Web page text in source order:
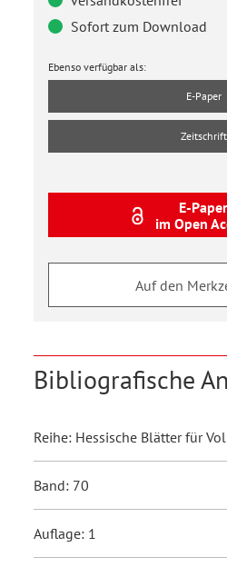
Sofort zum Download
Ebenso verfügbar als:
E-Paper
Zeitschrift
E-Paper
im Open
Auf den
Bibliografische
Reihe: Hessische Blätter für
Band: 70
Auflage: 1